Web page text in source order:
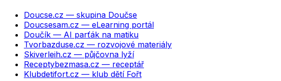
Doucse.cz — skupina Doučse
Doucsesam.cz — eLearning portál
Doučík — AI parťák na matiku
Tvorbazduse.cz — rozvojové materiály
Skiverleih.cz — půjčovna lyží
Receptybezmasa.cz — receptář
Klubdetifort.cz — klub dětí Fořt